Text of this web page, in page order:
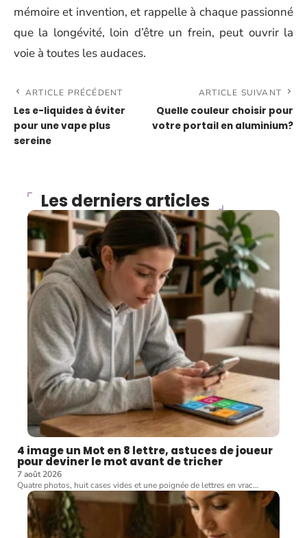
mémoire et invention, et rappelle à chaque passionné
que la longévité, loin d’être un frein, peut ouvrir la
voie à toutes les audaces.
ARTICLE PRÉCÉDENT
Les e-liquides à éviter
pour une vape plus
sereine
ARTICLE SUIVANT
Quelle couleur choisir pour
votre portail en aluminium?
Les derniers articles
4 image un Mot en 8 lettre, astuces de joueur
pour deviner le mot avant de tricher
7 août 2026
Quatre photos, huit cases vides et une poignée de lettres en vrac…